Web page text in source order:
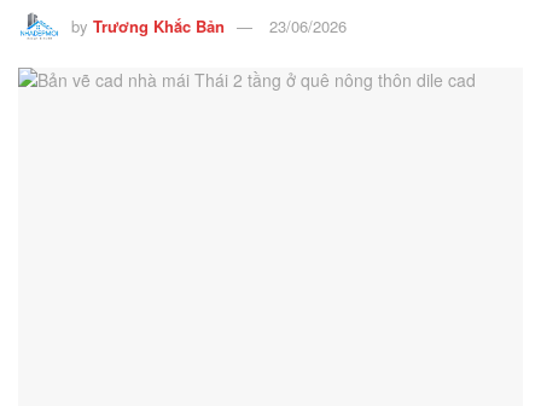
by Trương Khắc Bản 23/06/2026